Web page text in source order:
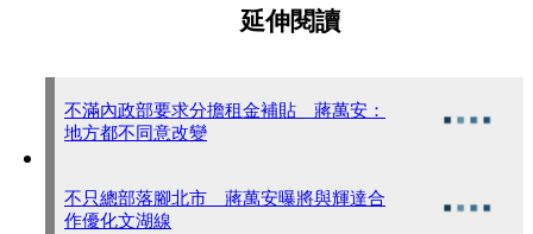
延伸閱讀
不滿內政部要求分擔租金補貼 蔣萬安：
地方都不同意改變
不只總部落腳北市 蔣萬安曝將與輝達合
作優化文湖線